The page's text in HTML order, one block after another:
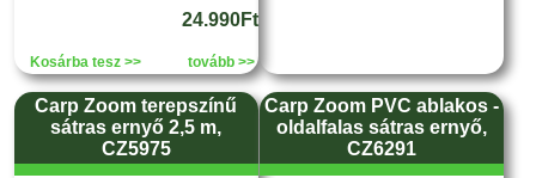
24.990Ft
Kosárba tesz >> tovább >>
Carp Zoom terepszínű
sátras ernyő 2,5 m,
CZ5975
Carp Zoom PVC ablakos -
oldalfalas sátras ernyő,
CZ6291